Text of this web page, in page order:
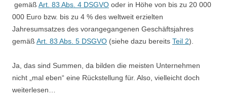
gemäß Art. 83 Abs. 4 DSGVO oder in Höhe von bis zu 20 000
000 Euro bzw. bis zu 4 % des weltweit erzielten
Jahresumsatzes des vorangegangenen Geschäftsjahres
gemäß Art. 83 Abs. 5 DSGVO (siehe dazu bereits Teil 2).
Ja, das sind Summen, da bilden die meisten Unternehmen
nicht „mal eben“ eine Rückstellung für. Also, vielleicht doch
weiterlesen…